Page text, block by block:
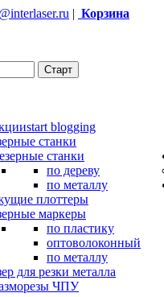
| Корзина
start blogging
станки
станки
по дереву
по металлу
плоттеры
маркеры
по пластику
оптоволоконный
по металлу
для резки металла
ЧПУ